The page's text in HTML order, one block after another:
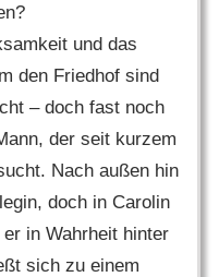
und das
den Friedhof sind
– doch fast noch
der seit kurzem
Nach außen hin
doch in Carolin
in Wahrheit hinter
sich zu einem